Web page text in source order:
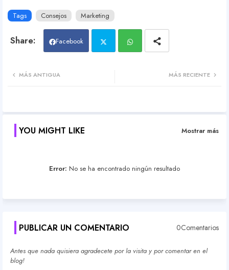
Tags Consejos Marketing
Facebook
pp
MÁS RECIENTE
MÁS ANTIGUA
YOU MIGHT LIKE Mostrar más
Error: No se ha encontrado ningún resultado
PUBLICAR UN COMENTARIO 0Comentarios
Antes que nada quisiera agradecete por la visita y por comentar en el
blog!